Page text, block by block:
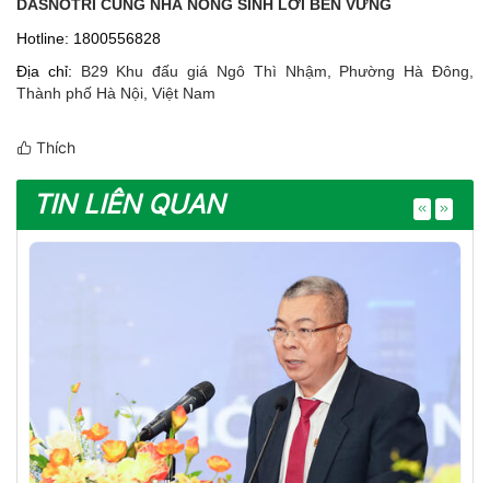
DASNOTRI CÙNG NHÀ NÔNG SINH LỜI BỀN VỮNG
Hotline: 1800556828
Địa chỉ: B29 Khu đấu giá Ngô Thì Nhậm, Phường Hà Đông,
Thành phố Hà Nội, Việt Nam
Thích
TIN LIÊN QUAN